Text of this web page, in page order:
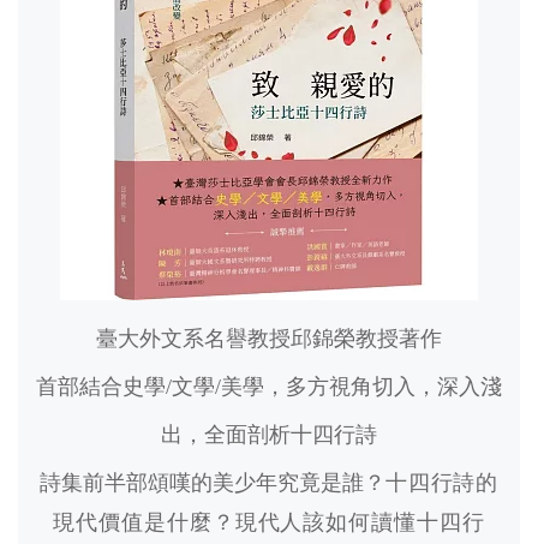
臺大外文系名譽教授邱錦榮教授著作
首部結合史學/文學/美學，多方視角切入，深入淺
出，全面剖析十四行詩
詩集前半部頌嘆的美少年究竟是誰？ 十四行詩的
現代價值是什麼？ 現代人該如何讀懂十四行